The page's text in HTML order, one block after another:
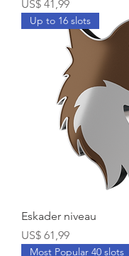
Prijs
US$ 41,99
Up to 16 slots
Eskader niveau
Prijs
US$ 61,99
Most Popular 40 slots